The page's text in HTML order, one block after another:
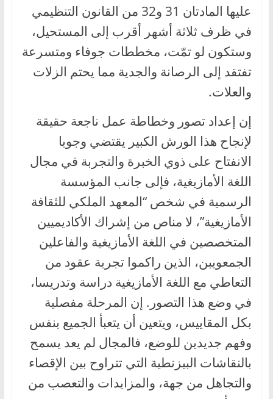
عليها المادتان 31 و32 من القانون التنظيمي
في ظرف ثلاثة أشهر أقرب إلى المستحيل،
وستكون لو تمّت، مخططات جوفاء ومتسرعة
تفتقد إلى الرصانة والجدية مما يحتم الزلات
والعلات.
إن إعداد تصور وخطاطة عمل ناجعة حقيقة
لإنجاح هذا الورش الكبير يقتضي وجوبا
الانفتاح على ذوي الخبرة والتجربة في مجال
اللغة الأمازيغية، فإلى جانب المؤسسة
الرسمية في شخص “المعهد الملكي للثقافة
الأمازيغية”، لا مناص من إشراك الأكاديميين
المتخصصين في اللغة الأمازيغية والفاعلين
الجمعويبن، الذين راكموا تجربة عقود من
التعاطي مع اللغة الأمازيغية دراسة وتدريسا،
في وضع هذا التصور. إن المرحلة مفصلية
بكل المقاييس، ويتعين أن يتعبأ الجميع بنفس
وفهم جديدين للوضع، فالمجال لم يعد يسمح
بالنقاشات البيزنطية التي تتراوح بين الإقصاء
والتجاهل من جهة، والمزايدات والتعصب من